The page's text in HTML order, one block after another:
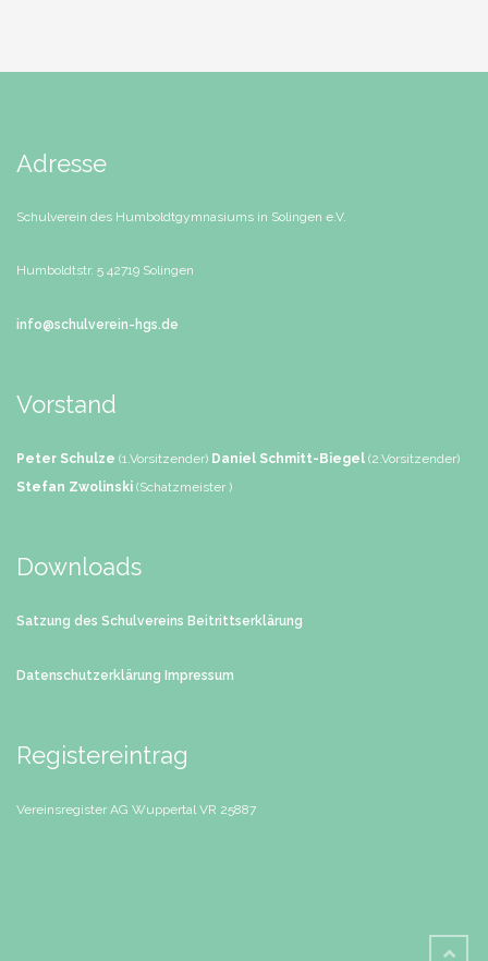
Adresse
Schulverein des Humboldtgymnasiums in Solingen e.V.
Humboldtstr. 5 42719 Solingen
info@schulverein-hgs.de
Vorstand
Peter Schulze (1.Vorsitzender) Daniel Schmitt-Biegel (2.Vorsitzender)
Stefan Zwolinski (Schatzmeister )
Downloads
Satzung des Schulvereins Beitrittserklärung
Datenschutzerklärung Impressum
Registereintrag
Vereinsregister AG WuppertalVR 25887